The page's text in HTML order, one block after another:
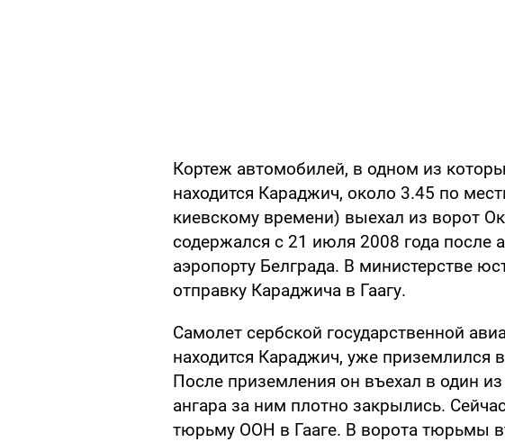
Кортеж автомобилей, в одном из
находится Караджич, около 3.45 по
киевскому времени) выехал из ворот
содержался с 21 июля 2008 года после
аэропорту Белграда. В министерстве
отправку Караджича в Гаагу.
Самолет сербской государственной
находится Караджич, уже приземлился
После приземления он въехал в один
ангара за ним плотно закрылись.
тюрьму ООН в Гааге. В ворота тюрьмы